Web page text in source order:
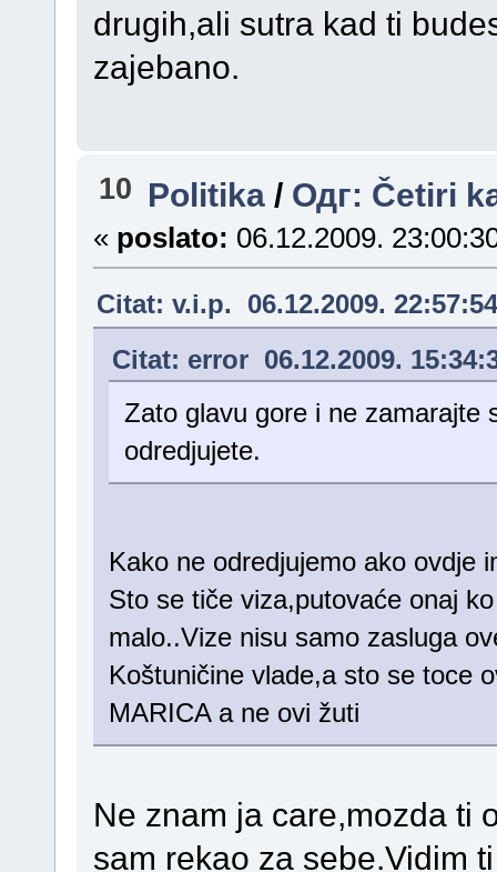
drugih,ali sutra kad ti
zajebano.
10 Politika / Одг: Četiri
« poslato: 06.12.2009.
Citat: v.i.p. 06.12.2009. 22:57:54
Citat: error 06.12.2009.
Zato glavu gore i ne zamarajte
odredjujete.
Kako ne odredjujemo ako
Sto se tiče viza,putovaće onaj
malo..Vize nisu samo zasluga
Koštuničine vlade,a sto se toce
MARICA a ne ovi žuti
Ne znam ja care,mozda ti
sam rekao za sebe.Vidim